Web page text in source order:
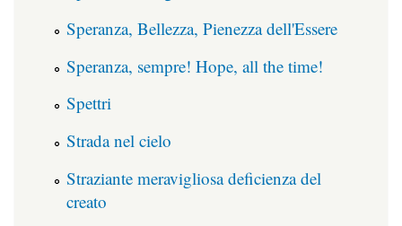
Speranza, Bellezza, Pienezza dell'Essere
Speranza, sempre! Hope, all the time!
Spettri
Strada nel cielo
Straziante meravigliosa deficienza del
creato